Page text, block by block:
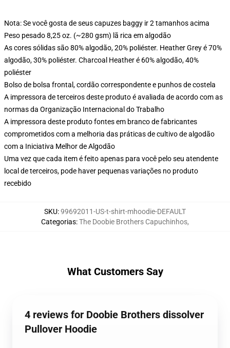
Nota: Se você gosta de seus capuzes baggy ir 2 tamanhos acima
Peso pesado 8,25 oz. (~280 gsm) lã rica em algodão
As cores sólidas são 80% algodão, 20% poliéster. Heather Grey é 70%
algodão, 30% poliéster. Charcoal Heather é 60% algodão, 40%
poliéster
Bolso de bolsa frontal, cordão correspondente e punhos de costela
A impressora de terceiros deste produto é avaliada de acordo com as
normas da Organização Internacional do Trabalho
A impressora deste produto fontes em branco de fabricantes
comprometidos com a melhoria das práticas de cultivo de algodão
com a Iniciativa Melhor de Algodão
Uma vez que cada item é feito apenas para você pelo seu atendente
local de terceiros, pode haver pequenas variações no produto
recebido
SKU:99692011-US-t-shirt-mhoodie-DEFAULT
Categorias:The Doobie Brothers Capuchinhos,
What Customers Say
4 reviews for Doobie Brothers dissolver
Pullover Hoodie